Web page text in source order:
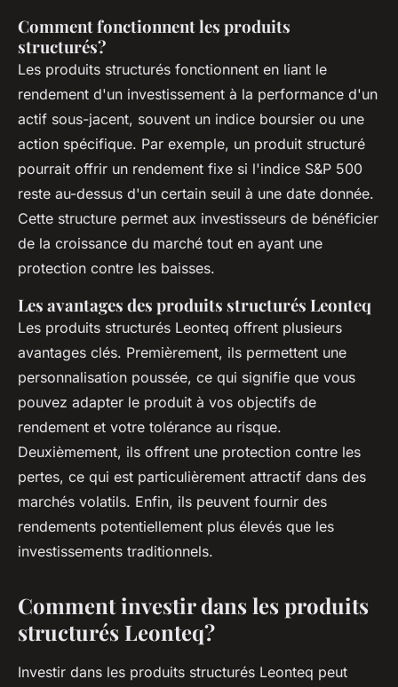
Comment fonctionnent les produits
structurés?
Les produits structurés fonctionnent en liant le
rendement d'un investissement à la performance d'un
actif sous-jacent, souvent un indice boursier ou une
action spécifique. Par exemple, un produit structuré
pourrait offrir un rendement fixe si l'indice S&P 500
reste au-dessus d'un certain seuil à une date donnée.
Cette structure permet aux investisseurs de bénéficier
de la croissance du marché tout en ayant une
protection contre les baisses.
Les avantages des produits structurés Leonteq
Les produits structurés Leonteq offrent plusieurs
avantages clés. Premièrement, ils permettent une
personnalisation poussée, ce qui signifie que vous
pouvez adapter le produit à vos objectifs de
rendement et votre tolérance au risque.
Deuxièmement, ils offrent une protection contre les
pertes, ce qui est particulièrement attractif dans des
marchés volatils. Enfin, ils peuvent fournir des
rendements potentiellement plus élevés que les
investissements traditionnels.
Comment investir dans les produits
structurés Leonteq?
Investir dans les produits structurés Leonteq peut